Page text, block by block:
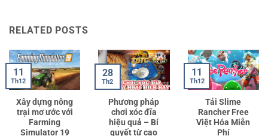
RELATED POSTS
Xây dựng nông
trại mơ ước với
Farming
Simulator 19
11
Th12
Phương pháp
chơi xóc đĩa
hiệu quả – Bí
quyết từ cao
28
Th2
Tải Slime
Rancher Free
Việt Hóa Miễn
Phí
11
Th12